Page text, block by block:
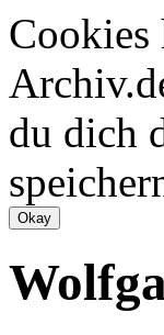
Cookies
du dich